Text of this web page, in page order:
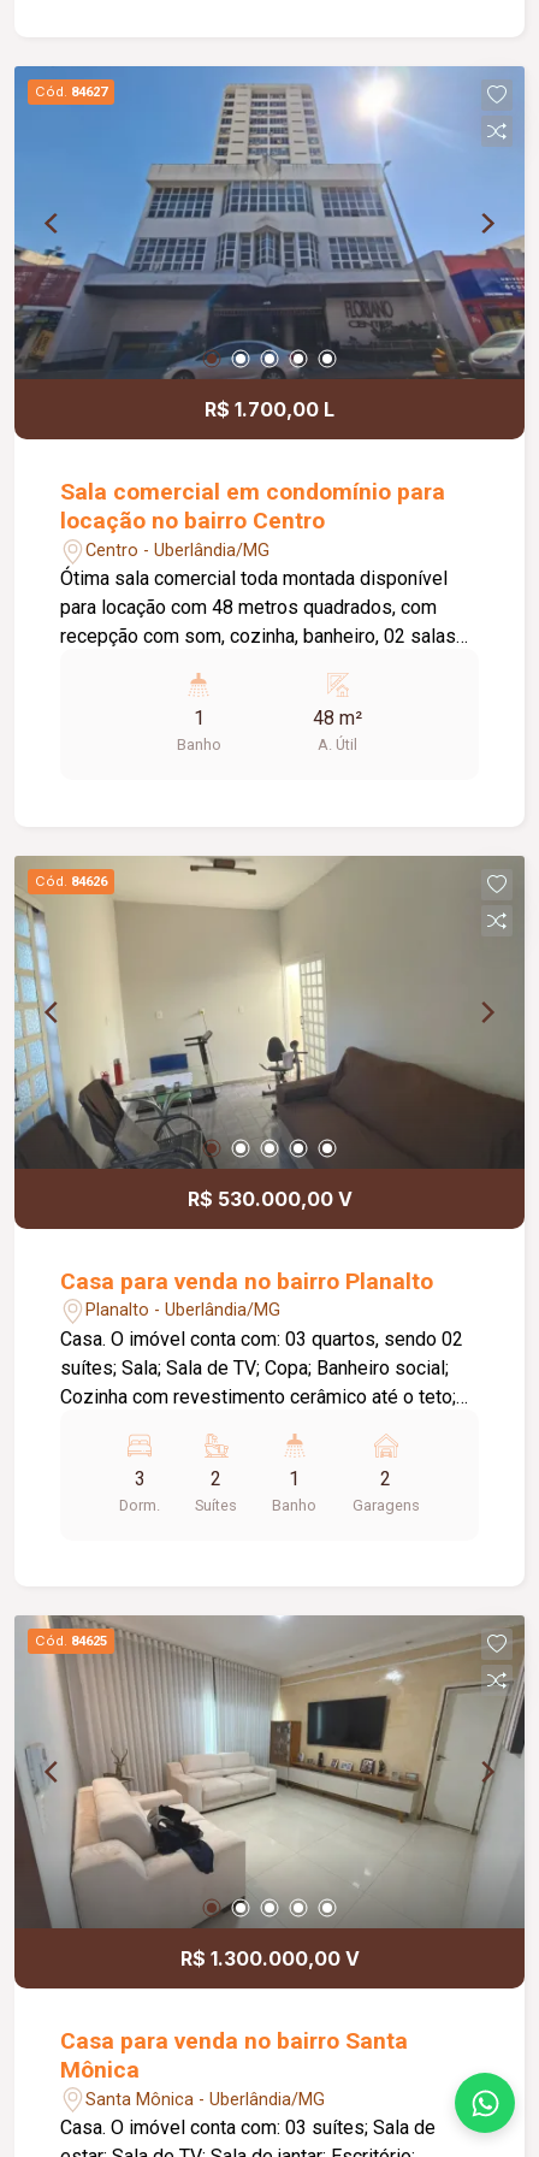
completa; Diferenciais: Piscina aquecida; Água
aquecida em todos os banheiros, cozinha
gourmet e lavanderia; Fachada imponente; Projeto
moderno com ambientes amplos, integrados e
excelente aproveitamento dos espaços.
Cód. 84627
R$ 1.700,00 L
Sala comercial em condomínio para
locação no bairro Centro
Centro - Uberlândia/MG
Ótima sala comercial toda montada disponível
para locação com 48 metros quadrados, com
recepção com som, cozinha, banheiro, 02 salas
iluminação , porta dupla, excelente imóvel.
1
Banho
48 m²
A. Útil
Cód. 84626
R$ 530.000,00 V
Casa para venda no bairro Planalto
Planalto - Uberlândia/MG
Casa. O imóvel conta com: 03 quartos, sendo 02
suítes; Sala; Sala de TV; Copa; Banheiro social;
Cozinha com revestimento cerâmico até o teto;
laje; Excelente localização, próximo ao shopping
da região, terminal de transporte e centro
comercial, proporcionando praticidade para o dia
3
Dorm.
2
Suítes
1
Banho
2
Garagens
Cód. 84625
R$ 1.300.000,00 V
Casa para venda no bairro Santa
Mônica
Santa Mônica - Uberlândia/MG
Casa. O imóvel conta com: 03 suítes; Sala de